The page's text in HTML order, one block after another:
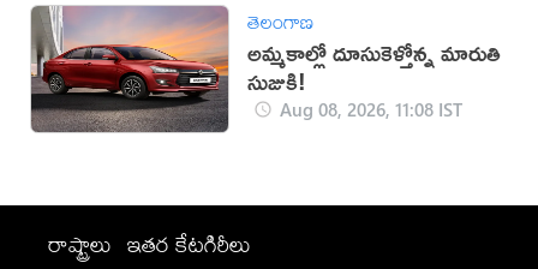
తెలంగాణ
అమ్మకాల్లో దూసుకెళ్తోన్న మారుతి
సుజుకి!
Aug 08, 2026, 11:08 IST
రాష్ట్రాలు ఇతర కేటగిరీలు